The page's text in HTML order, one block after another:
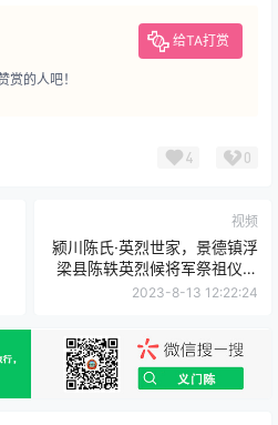
给TA打赏
赏的人吧！
4 0
视频
颍川陈氏·英烈世家，景德镇浮
梁县陈轶英烈候将军祭祖仪式
庆典活动
2023-8-13 12:22:24